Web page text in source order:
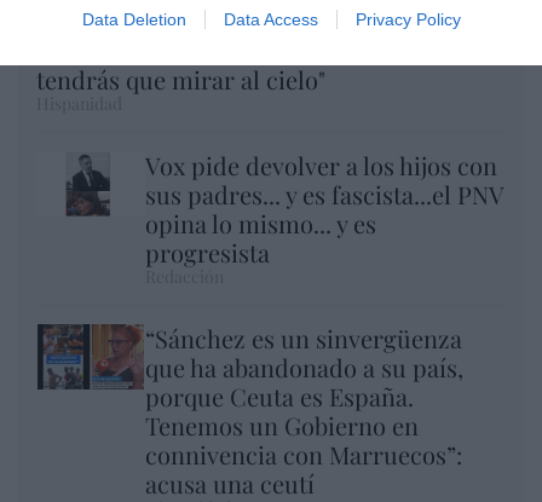
Data Deletion Data Access Privacy Policy
Eclipse Sánchez: "No te olvides de las gafas
tendrás que mirar al cielo"
Vox pide devolver a los hijos con
sus padres... y es fascista...el PNV
opina lo mismo... y es
progresista
“Sánchez es un sinvergüenza
que ha abandonado a su país,
porque Ceuta es España.
Tenemos un Gobierno en
connivencia con Marruecos”:
acusa una ceutí